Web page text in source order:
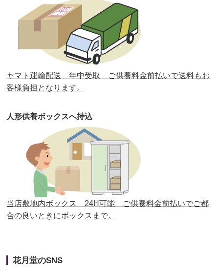
第32回人形供養祭 令和元年6月12日(水)
第31回人形供養祭 平成31年3月13日(水)
第30回人形供養祭平成30年11月28日(水)
第29回人形供養祭平成30年5月23日(水)
第27回人形供養祭平成29年6月14日(水)
第26回人形供養祭平成28年12月15日(木)
第25回人形供養祭 平成28年6月16日(木)
第24回人形供養祭 平成27年11月27日
第23回人形供養祭平成26年12月5日
第22回人形供養祭平成26年4月28日
第20回人形供養祭
ヤマト運輸配送 年中受取 ご供養料金前払いで送料もお
客様負担となります。
人形供養ボックスへ持込
当店敷地内ボックス 24H可能 ご供養料金前払いでご都
合の良いときにボックスまで。
花月堂のSNS